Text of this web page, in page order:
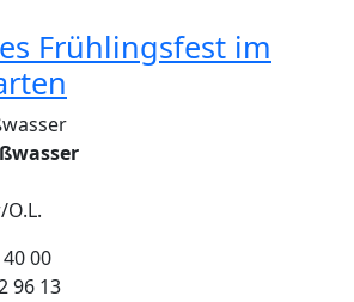
Frühlingsfest im
00
96 13